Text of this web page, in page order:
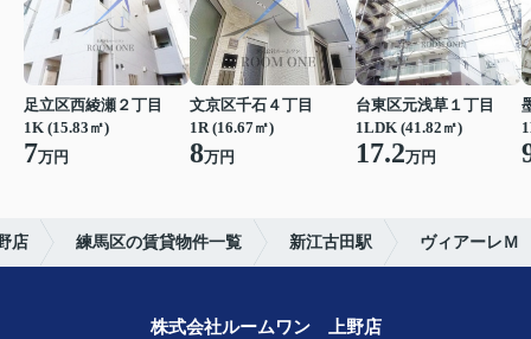
足立区西綾瀬２丁目
1K (15.83㎡)
7万円
文京区千石４丁目
1R (16.67㎡)
8万円
台東区元浅草１丁目
1LDK (41.82㎡)
17.2万円
店 練馬区の賃貸物件一覧 新江古田駅 ヴィアーレＭ
株式会社ルームワン 上野店